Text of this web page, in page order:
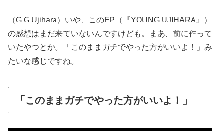
（G.G.Ujihara）いや、このEP（『YOUNG UJIHARA』）
の感想はまだ来ていないんですけども。まあ、前に作って
いたやつとか。「このままガチでやった方がいいよ！」み
たいな感じですね。
「このままガチでやった方がいいよ！」